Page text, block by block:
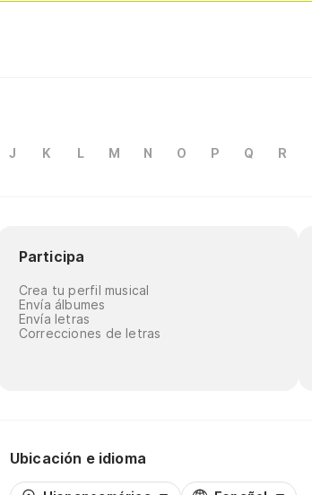
J K L M N O P Q R
Participa
Crea tu perfil musical
Envía álbumes
Envía letras
Correcciones de letras
Ubicación e idioma